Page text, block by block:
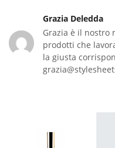
Grazia Deledda
Grazia è il nostro
prodotti che
la giusta